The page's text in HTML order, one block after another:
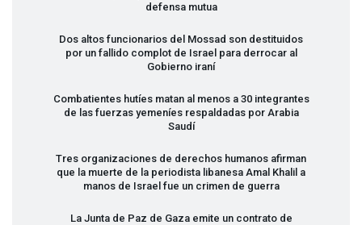
defensa mutua
Dos altos funcionarios del Mossad son destituidos
por un fallido complot de Israel para derrocar al
Gobierno iraní
Combatientes hutíes matan al menos a 30 integrantes
de las fuerzas yemeníes respaldadas por Arabia
Saudí
Tres organizaciones de derechos humanos afirman
que la muerte de la periodista libanesa Amal Khalil a
manos de Israel fue un crimen de guerra
La Junta de Paz de Gaza emite un contrato de